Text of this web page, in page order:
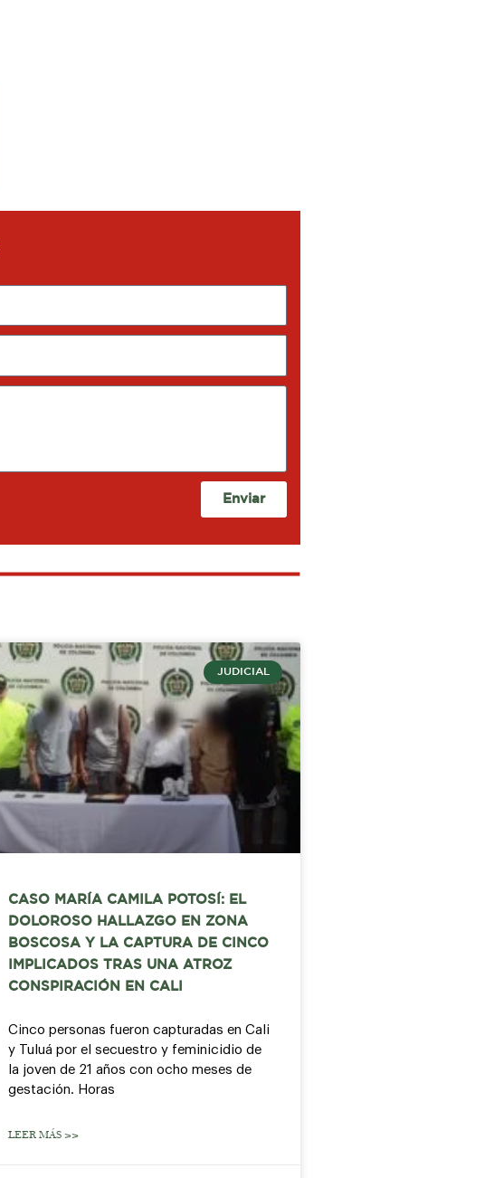
Enviar
JUDICIAL
CASO MARÍA CAMILA POTOSÍ: EL
DOLOROSO HALLAZGO EN ZONA
BOSCOSA Y LA CAPTURA DE CINCO
IMPLICADOS TRAS UNA ATROZ
CONSPIRACIÓN EN CALI
Cinco personas fueron capturadas en Cali
y Tuluá por el secuestro y feminicidio de
la joven de 21 años con ocho meses de
gestación. Horas
LEER MÁS >>